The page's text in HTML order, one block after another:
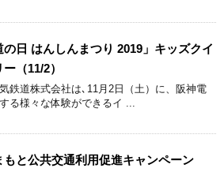
の日 はんしんまつり 2019」キッズクイ
（11/2）
鉄道株式会社は､11月2日（土）に、阪神電
る様々な体験ができるイ ...
もと公共交通利用促進キャンペーン